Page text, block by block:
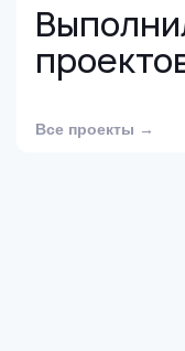
Все проекты →